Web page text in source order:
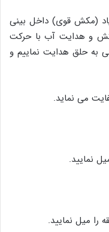
(مکش قوی) داخل بینی
و هدایت آب با حرکت
به حلق هدایت نماییم و
می نماید.
نمایید.
را میل نمایید.